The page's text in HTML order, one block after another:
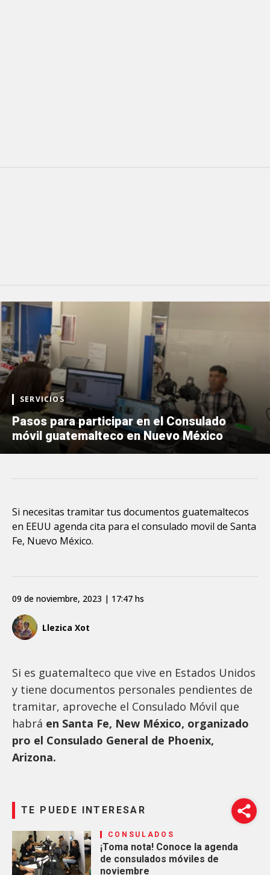
SERVICIOS
Pasos para participar en el Consulado
móvil guatemalteco en Nuevo México
Si necesitas tramitar tus documentos guatemaltecos
en EEUU agenda cita para el consulado movil de Santa
Fe, Nuevo México.
Llezica Xot
09 de noviembre, 2023 | 17:47 hs
Si es guatemalteco que vive en Estados Unidos
y tiene documentos personales pendientes de
tramitar, aproveche el Consulado Móvil que
habrá en Santa Fe, New México, organizado
pro el Consulado General de Phoenix,
Arizona.
TE PUEDE INTERESAR
CONSULADOS
¡Toma nota! Conoce la agenda
de consulados móviles de
noviembre